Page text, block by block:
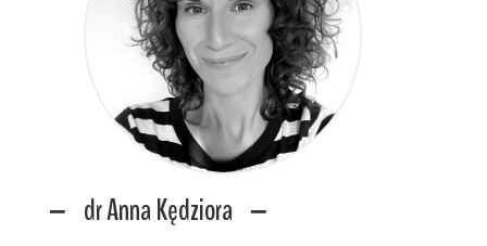
dr Anna Kędziora